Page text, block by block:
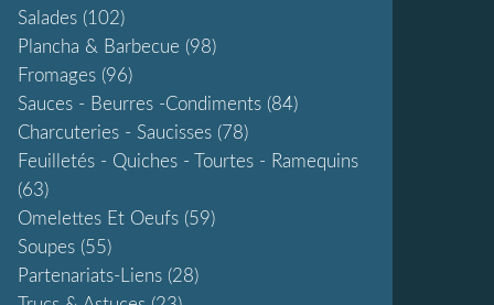
Salades (102)
Plancha & Barbecue (98)
Fromages (96)
Sauces - Beurres -condiments (84)
Charcuteries - Saucisses (78)
Feuilletés - Quiches - Tourtes - Ramequins
(63)
Omelettes Et Oeufs (59)
Soupes (55)
Partenariats-Liens (28)